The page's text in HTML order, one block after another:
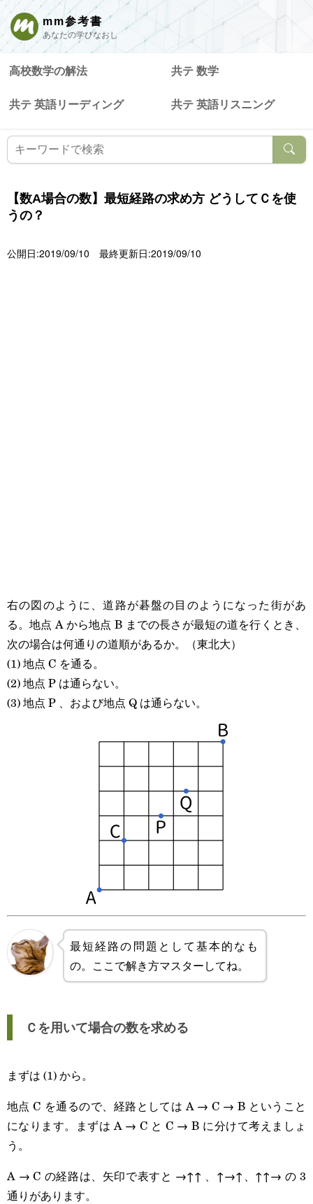
mm参考書
あなたの学びなおし
高校数学の解法 共テ 数学
共テ 英語リーディング 共テ 英語リスニング
【数A場合の数】最短経路の求め方 どうしてＣを使
うの？
公開日:2019/09/10 最終更新日:2019/09/10
右の図のように、道路が碁盤の目のようになった街があ
る。地点 A から地点 B までの長さが最短の道を行くとき、
次の場合は何通りの道順があるか。（東北大）
(1) 地点 C を通る。
(2) 地点 P は通らない。
(3) 地点 P 、および地点 Q は通らない。
最短経路の問題として基本的なも
の。ここで解き方マスターしてね。
Ｃを用いて場合の数を求める
まずは (1) から。
地点 C を通るので、経路としては A → C → B ということ
になります。まずは A → C と C → B に分けて考えましょ
う。
A → C の経路は、矢印で表すと →↑↑ 、↑→↑、↑↑→ の 3
通りがあります。